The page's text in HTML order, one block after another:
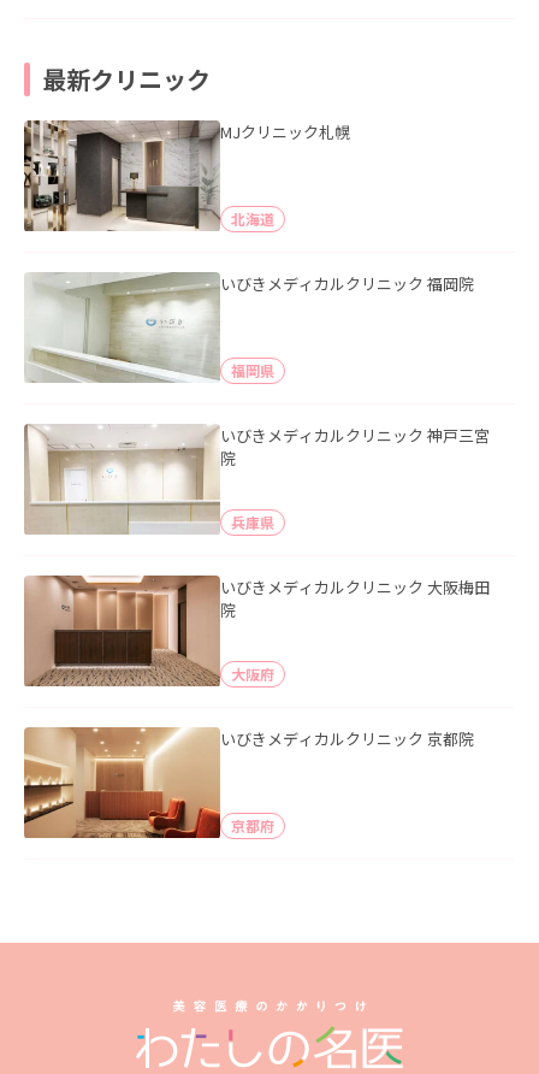
最新クリニック
MJクリニック札幌
北海道
いびきメディカルクリニック 福岡院
福岡県
いびきメディカルクリニック 神戸三宮
院
兵庫県
いびきメディカルクリニック 大阪梅田
院
大阪府
いびきメディカルクリニック 京都院
京都府